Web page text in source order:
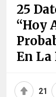
25
“hoy
En La
21